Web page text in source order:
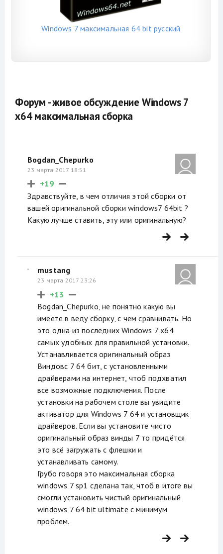
Windows 7 максимальная 64 bit русский
Форум - живое обсуждение Windows 7
x64 максимальная сборка
Bogdan_Chepurko
23 марта 2017 18:51
+19
Здравствуйте, в чем отличия этой сборки от
вашей оригинальной сборки windows7 64bit ?
Какую лучше ставить, эту или оригинальную?
mustang
23 марта 2017 23:26
+13
Bogdan_Chepurko, не понятно какую вы
имеете в веду сборку, с чем сравнивать. Но
это одна из последних Windows 7 x64
самых удобных для правильной установки.
Устанавливается оригинальный образ
Виндовс 7 64 бит, с установленными
драйверами на интернет, чтоб подхватил
все возможные подключения. После
установки на рабочем столе вы увидите
активатор для Windows 7 64 и установщик
драйверов. Если вы установите чисто
оригинальный образ винды 7 то придётся
это всё загружать с флешки и
устанавливать самому.
Грубо говоря это максимальная сборка
windows 7 sp1 сделана так, чтоб в итоге вы
смогли установить чистый оригинальный
windows 7 64 bit ultimate с минимум
проблем.